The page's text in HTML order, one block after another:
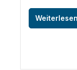
Weiterlesen